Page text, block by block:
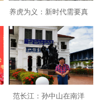
养虎为义：新时代需要真
正的战士（刘浩锋）
范长江：孙中山在南洋